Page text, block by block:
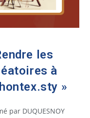
les
à
»
par DUQUESNOY